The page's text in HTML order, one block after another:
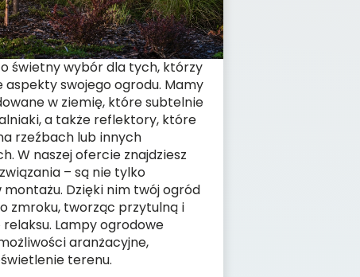
świetny wybór dla tych, którzy
swojego ogrodu. Mamy
w ziemię, które subtelnie
a także reflektory, które
rzeźbach lub innych
W naszej ofercie znajdziesz
– są nie tylko
Dzięki nim twój ogród
zmroku, tworząc przytulną i
Lampy ogrodowe
aranżacyjne,
terenu.